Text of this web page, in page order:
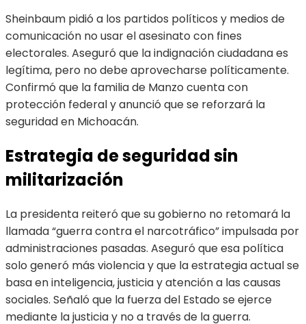
Sheinbaum pidió a los partidos políticos y medios de
comunicación no usar el asesinato con fines
electorales. Aseguró que la indignación ciudadana es
legítima, pero no debe aprovecharse políticamente.
Confirmó que la familia de Manzo cuenta con
protección federal y anunció que se reforzará la
seguridad en Michoacán.
Estrategia de seguridad sin
militarización
La presidenta reiteró que su gobierno no retomará la
llamada “guerra contra el narcotráfico” impulsada por
administraciones pasadas. Aseguró que esa política
solo generó más violencia y que la estrategia actual se
basa en inteligencia, justicia y atención a las causas
sociales. Señaló que la fuerza del Estado se ejerce
mediante la justicia y no a través de la guerra.